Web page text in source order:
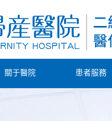
關于醫院 患者服務
Prev